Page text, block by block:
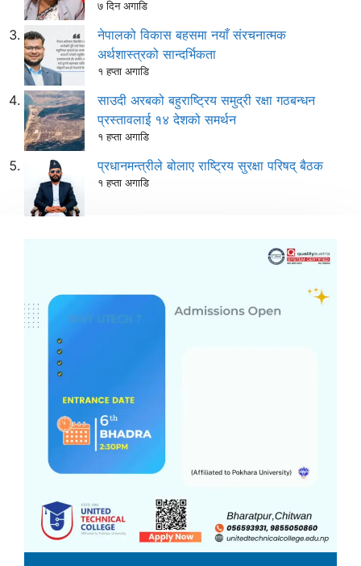
७ दिन अगाडि
नेपालको विकास बहसमा नयाँ संरचनात्मक
अर्थशास्त्रको सान्दर्भिकता
१ हप्ता अगाडि
साउदी अरबको बहुराष्ट्रिय समुद्री रक्षा गठबन्धन
प्रस्तावलाई १४ देशको समर्थन
१ हप्ता अगाडि
प्रधानमन्त्रीले बोलाए राष्ट्रिय सुरक्षा परिषद् बैठक
१ हप्ता अगाडि